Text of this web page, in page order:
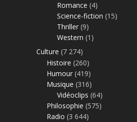
Romance (4)
Science-fiction (15)
Thriller (9)
Western (1)
Culture (7 274)
Histoire (260)
Humour (419)
Musique (316)
Vidéoclips (64)
Philosophie (575)
Radio (3 644)